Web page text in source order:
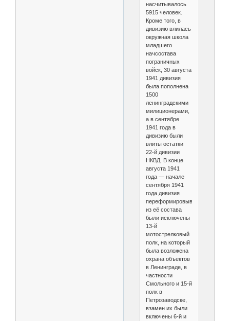
насчитывалось
5915 человек.
Кроме того, в
дивизию влилась
окружная школа
младшего
начсостава
пограничных
войск, 30 августа
1941 дивизия
была пополнена
1500
ленинградскими
милиционерами,
а в сентябре
1941 года в
дивизию были
влиты остатки
22-й дивизии
НКВД. В конце
августа 1941
года — начале
сентября 1941
года дивизия
переформировывалась,
из её состава
были исключены
13-й
мотострелковый
полк, на который
была возложена
охрана объектов
в Ленинграде, в
частности
Смольного и 15-й
полк в
Петрозаводске,
взамен их были
включены 6-й и